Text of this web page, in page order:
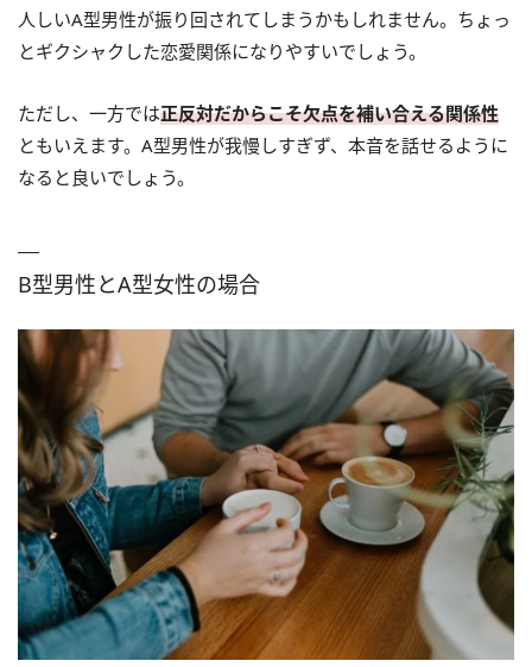
人しいA型男性が振り回されてしまうかもしれません。ちょっ
とギクシャクした恋愛関係になりやすいでしょう。
ただし、一方では正反対だからこそ欠点を補い合える関係性
ともいえます。A型男性が我慢しすぎず、本音を話せるように
なると良いでしょう。
B型男性とA型女性の場合